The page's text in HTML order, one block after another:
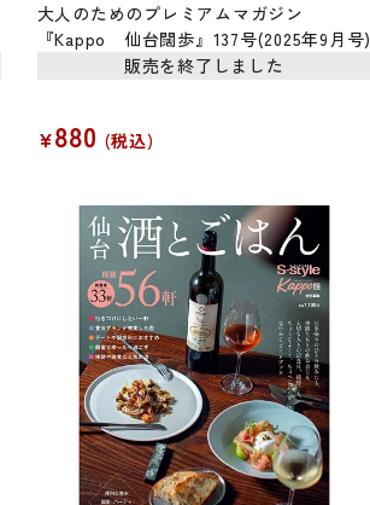
大人のためのプレミアムマガジン
『Kappo 仙台闊歩』137号(2025年9月号)
販売を終了しました
¥880 税込